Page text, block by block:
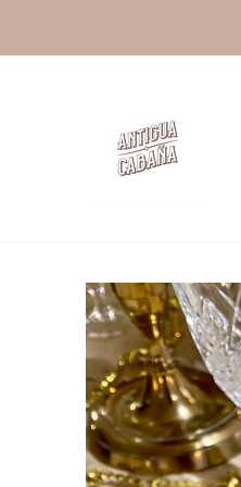
Passer aux
informations
produits